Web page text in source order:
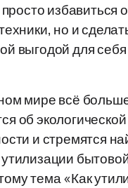
избавиться
но и
выгодой для
мире всё
об экологической
и стремятся
тема «Как